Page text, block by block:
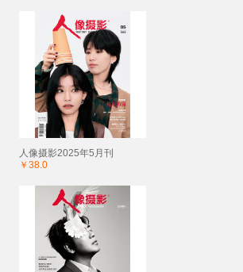
人像摄影2025年5月刊
￥38.0